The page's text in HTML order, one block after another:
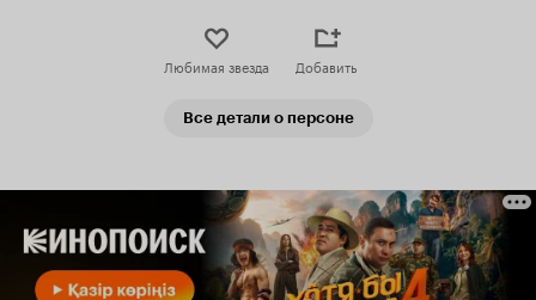
Любимая звезда Добавить
Все детали о персоне